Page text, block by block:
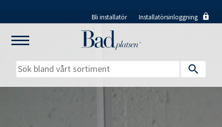
till
huvudinnehåll
Bli installatör Installatörsinloggning